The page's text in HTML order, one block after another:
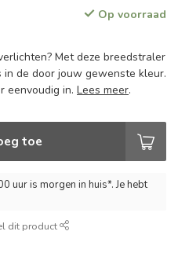
Op voorraad
Met deze breedstraler
de door jouw gewenste kleur.
eenvoudig in. Lees meer.
toe
uur is morgen in huis*. Je hebt
dit product